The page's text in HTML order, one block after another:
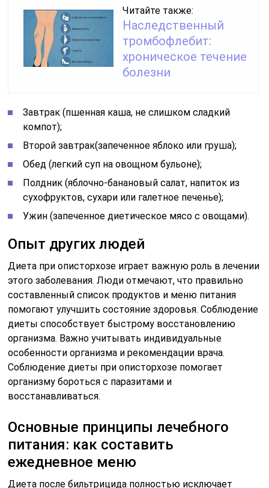
Читайте также:
Наследственный
тромбофлебит:
хроническое течение
болезни
Завтрак (пшенная каша, не слишком сладкий
компот);
Второй завтрак(запеченное яблоко или груша);
Обед (легкий суп на овощном бульоне);
Полдник (яблочно-банановый салат, напиток из
сухофруктов, сухари или галетное печенье);
Ужин (запеченное диетическое мясо с овощами).
Опыт других людей
Диета при описторхозе играет важную роль в лечении
этого заболевания. Люди отмечают, что правильно
составленный список продуктов и меню питания
помогают улучшить состояние здоровья. Соблюдение
диеты способствует быстрому восстановлению
организма. Важно учитывать индивидуальные
особенности организма и рекомендации врача.
Соблюдение диеты при описторхозе помогает
организму бороться с паразитами и
восстанавливаться.
Основные принципы лечебного
питания: как составить
ежедневное меню
Диета после бильтрицида полностью исключает